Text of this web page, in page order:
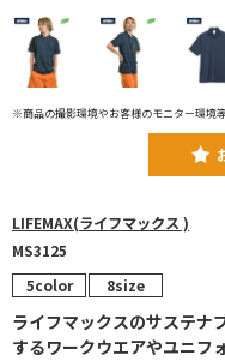
※商品の撮影環境やお客様のモニター環境
LIFEMAX(ライフマックス )
MS3125
5color 8size
ライフマックスのサステナ
するワークウエアやユニフ